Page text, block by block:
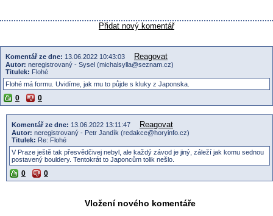
Přidat nový komentář
Komentář ze dne: 13.06.2022 10:43:03 Reagovat
Autor: neregistrovaný - Sysel (michalsylla@seznam.cz)
Titulek: Flohé
Flohé má formu. Uvidíme, jak mu to půjde s kluky z Japonska.
0 0
Komentář ze dne: 13.06.2022 13:11:47 Reagovat
Autor: neregistrovaný - Petr Jandík (redakce@horyinfo.cz)
Titulek: Re: Flohé
V Praze ještě tak přesvědčivej nebyl, ale každý závod je jiný, záleží jak komu sednou
postavený bouldery. Tentokrát to Japoncům tolik nešlo.
0 0
Vložení nového komentáře